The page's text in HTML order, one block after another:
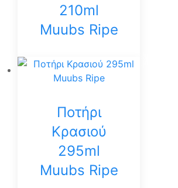
210ml
Muubs Ripe
Ποτήρι
Κρασιού
295ml
Muubs Ripe